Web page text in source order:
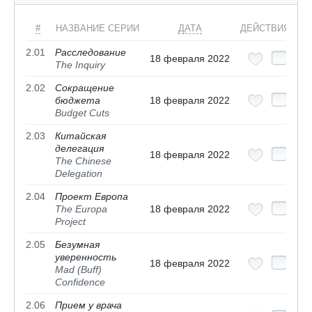
# НАЗВАНИЕ СЕРИИ ДАТА ДЕЙСТВИЯ
2.01
Расследование
The Inquiry
18 февраля 2022
2.02
Сокращение
бюджета
Budget Cuts
18 февраля 2022
2.03
Китайская
делегация
The Chinese
Delegation
18 февраля 2022
2.04
Проект Европа
The Europa
Project
18 февраля 2022
2.05
Безумная
уверенность
Mad (Buff)
Confidence
18 февраля 2022
2.06 Прием у врача